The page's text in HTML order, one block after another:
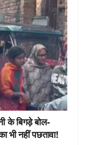
के बिगड़े बोल-
भी नहीं पछतावा!